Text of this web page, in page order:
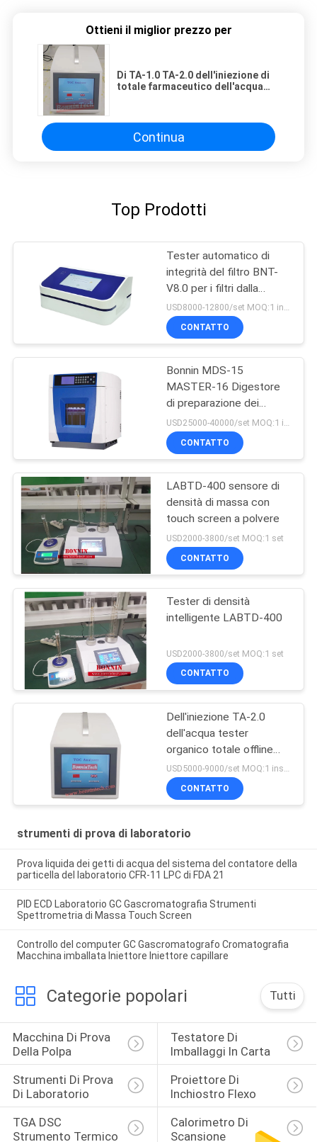
Ottieni il miglior prezzo per
Di TA-1.0 TA-2.0 dell'iniezione di
totale farmaceutico dell'acqua
TOC fuori linea
Continua
Top Prodotti
Tester automatico di
integrità del filtro BNT-
V8.0 per i filtri dalla
capsula e la membrana di
ultrafiltrazione
USD8000-12800/set MOQ:1 insieme
CONTATTO
Bonnin MDS-15
MASTER-16 Digestore
di preparazione dei
campioni Sistema di
digestione di estrazione
a microonde
CONTATTO
LABTD-400 sensore di
densità di massa con
touch screen a polvere
USD2000-3800/set MOQ:1 set
CONTATTO
Tester di densità
intelligente LABTD-400
USD2000-3800/set MOQ:1 set
CONTATTO
Dell'iniezione TA-2.0
dell'acqua tester
organico totale offline
portatile di TOC
dell'analizzatore del
carbonio online
USD5000-9000/set MOQ:1 insieme
CONTATTO
strumenti di prova di laboratorio
Prova liquida dei getti di acqua del sistema del contatore della
particella del laboratorio CFR-11 LPC di FDA 21
PID ECD Laboratorio GC Gascromatografia Strumenti
Spettrometria di Massa Touch Screen
Controllo del computer GC Gascromatografo Cromatografia
Macchina imballata Iniettore Iniettore capillare
Categorie popolari Tutti
Macchina Di Prova
Della Polpa
Testatore Di
Imballaggi In Carta
Strumenti Di Prova
Di Laboratorio
Proiettore Di
Inchiostro Flexo
TGA DSC
Strumento Termico
Calorimetro Di
Scansione